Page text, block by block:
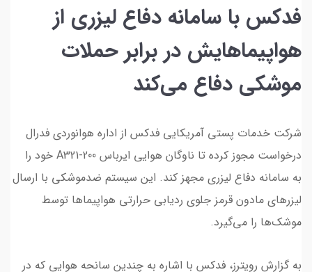
فدکس با سامانه دفاع لیزری از
هواپیماهایش در برابر حملات
موشکی دفاع می‌کند
شرکت خدمات پستی آمریکایی فدکس از اداره هوانوردی فدرال
درخواست مجوز کرده تا ناوگان هوایی ایرباس A321-200 خود را
به سامانه دفاع لیزری مجهز کند. این سیستم ضدموشکی با ارسال
لیزرهای مادون قرمز جلوی ردیابی حرارتی هواپیماها توسط
موشک‌ها را می‌گیرد.
به گزارش رویترز، فدکس با اشاره به چندین سانحه هوایی که در